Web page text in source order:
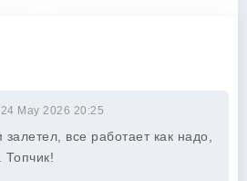
24 May 2026 20:25
все работает как надо,
Топчик!